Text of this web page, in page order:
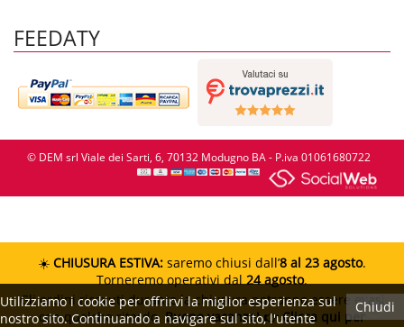
FEEDATY
© DEM srl Viale dei Sarti, 6, 70132 Modugno BA - P.iva 01061680722
Chiudi
Utilizziamo i cookie per offrirvi la miglior esperienza sul
nostro sito. Continuando a navigare sul sito, l'utente
☀️ CHIUSURA ESTIVA: saremo chiusi dall’8 al 23 agosto.
Torneremo operativi dal 24 agosto.
Gli ordini ricevuti durante la chiusura potranno essere evasi
con qualche ritardo. Buone vacanze!👉 Clicca qui per